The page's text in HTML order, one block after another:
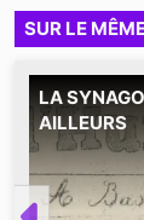
SUR LE
LA
AILLEURS